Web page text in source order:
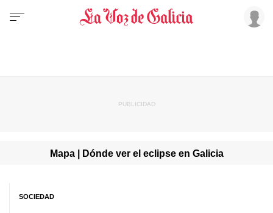
Mapa | Dónde ver el eclipse en Galicia
SOCIEDAD